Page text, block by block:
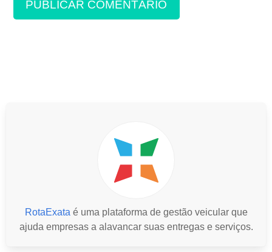
RotaExataé uma plataforma de gestão veicular que
ajuda empresas a alavancar suas entregas e serviços.